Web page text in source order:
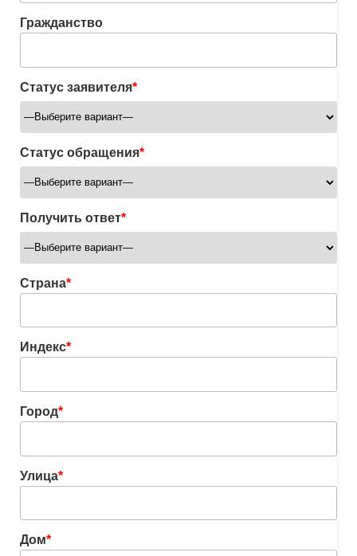
Гражданство
Статус заявителя*
Статус обращения*
Получить ответ*
Страна*
Индекс*
Город*
Улица*
Дом*